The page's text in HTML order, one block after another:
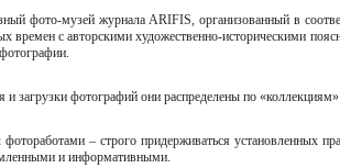
фото-музей журнала ARIFIS, организованный в
времен с авторскими художественно-историческими
загрузки фотографий они распределены по
– строго придерживаться установленных
и информативными.